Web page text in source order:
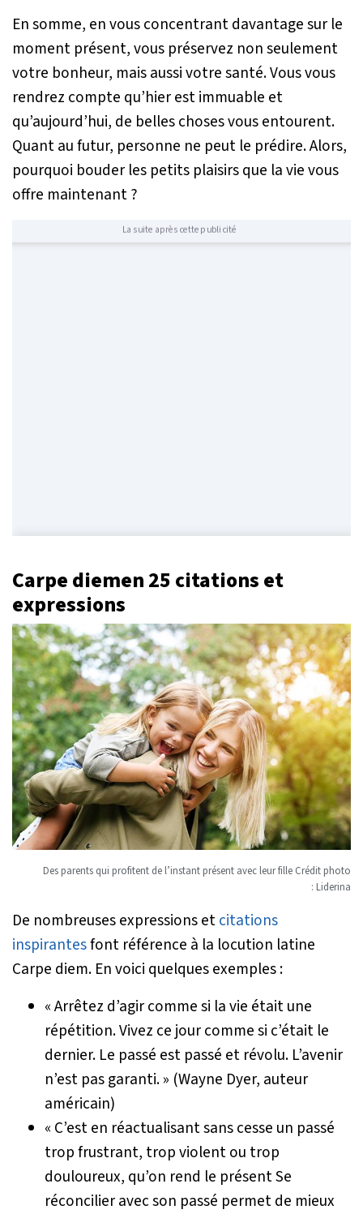
En somme, en vous concentrant davantage sur le
moment présent, vous préservez non seulement
votre bonheur, mais aussi votre santé. Vous vous
rendrez compte qu’hier est immuable et
qu’aujourd’hui, de belles choses vous entourent.
Quant au futur, personne ne peut le prédire. Alors,
pourquoi bouder les petits plaisirs que la vie vous
offre maintenant ?
La suite après cette publicité
Carpe diemen 25 citations et
expressions
Des parents qui profitent de l’instant présent avec leur fille Crédit photo
: Liderina
De nombreuses expressions etcitations
inspirantesfont référence à la locution latine
Carpe diem. En voici quelques exemples :
« Arrêtez d’agir comme si la vie était une
répétition. Vivez ce jour comme si c’était le
dernier. Le passé est passé et révolu. L’avenir
n’est pas garanti. » (Wayne Dyer, auteur
américain)
« C’est en réactualisant sans cesse un passé
trop frustrant, trop violent ou trop
douloureux, qu’on rend le présent Se
réconcilier avec son passé permet de mieux